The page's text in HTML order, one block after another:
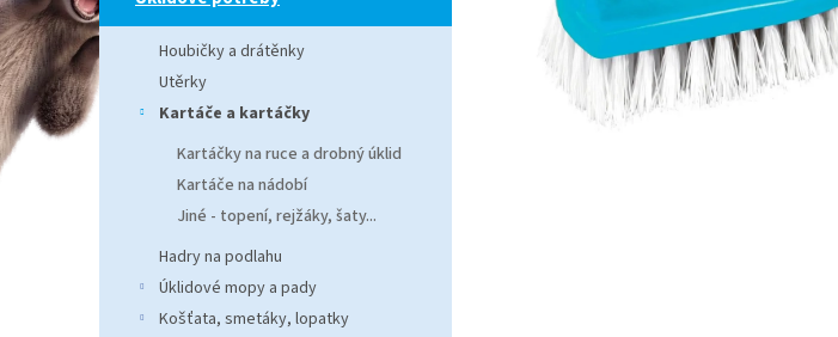
n
e
l
Houbičky a drátěnky
Utěrky
Kartáče a kartáčky
Kartáčky na ruce a drobný úklid
Kartáče na nádobí
Jiné - topení, rejžáky, šaty...
Hadry na podlahu
Úklidové mopy a pady
Košťata, smetáky, lopatky